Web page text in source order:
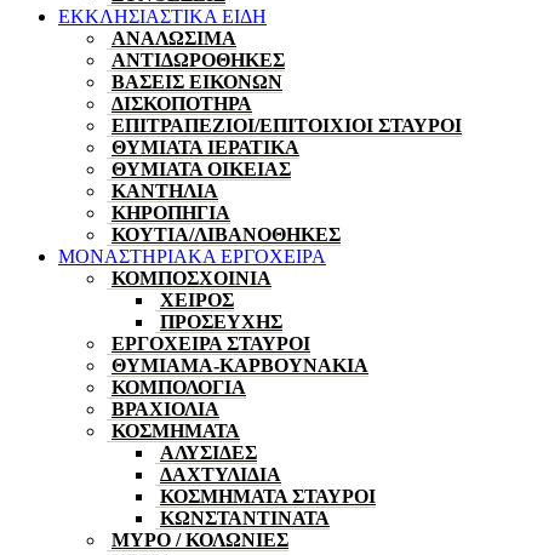
ΕΚΚΛΗΣΙΑΣΤΙΚΑ ΕΙΔΗ
ΑΝΑΛΩΣΙΜΑ
ΑΝΤΙΔΩΡΟΘΗΚΕΣ
ΒΑΣΕΙΣ ΕΙΚΟΝΩΝ
ΔΙΣΚΟΠΟΤΗΡΑ
ΕΠΙΤΡΑΠΕΖΙΟΙ/ΕΠΙΤΟΙΧΙΟΙ ΣΤΑΥΡΟΙ
ΘΥΜΙΑΤΑ ΙΕΡΑΤΙΚΑ
ΘΥΜΙΑΤΑ ΟΙΚΕΙΑΣ
ΚΑΝΤΗΛΙΑ
ΚΗΡΟΠΗΓΙΑ
ΚΟΥΤΙΑ/ΛΙΒΑΝΟΘΗΚΕΣ
ΜΟΝΑΣΤΗΡΙΑΚΑ ΕΡΓΟΧΕΙΡΑ
ΚΟΜΠΟΣΧΟΙΝΙΑ
ΧΕΙΡΟΣ
ΠΡΟΣΕΥΧΗΣ
ΕΡΓΟΧΕΙΡΑ ΣΤΑΥΡΟΙ
ΘΥΜΙΑΜΑ-ΚΑΡΒΟΥΝΑΚΙΑ
ΚΟΜΠΟΛΟΓΙΑ
ΒΡΑΧΙΟΛΙΑ
ΚΟΣΜΗΜΑΤΑ
ΑΛΥΣΙΔΕΣ
ΔΑΧΤΥΛΙΔΙΑ
ΚΟΣΜΗΜΑΤΑ ΣΤΑΥΡΟΙ
ΚΩΝΣΤΑΝΤΙΝΑΤΑ
ΜΥΡΟ / ΚΟΛΩΝΙΕΣ